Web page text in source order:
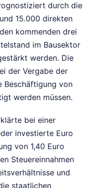
durch die
15.000 direkten
kommenden drei
im Bausektor
werden. Die
der Vergabe der
Beschäftigung von
werden müssen.
bei einer
investierte Euro
von 1,40 Euro
Steuereinnahmen
und
staatlichen